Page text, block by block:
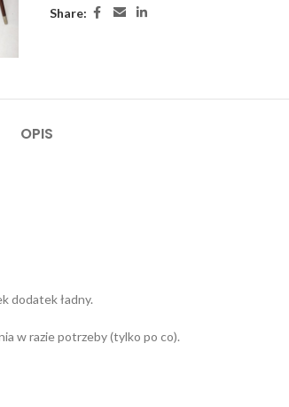
Share:
OPIS
dodatek ładny.
w razie potrzeby (tylko po co).